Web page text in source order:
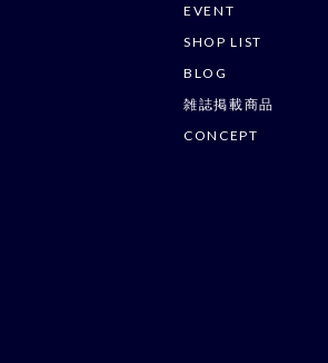
EVENT
SHOP LIST
BLOG
雑誌掲載商品
CONCEPT